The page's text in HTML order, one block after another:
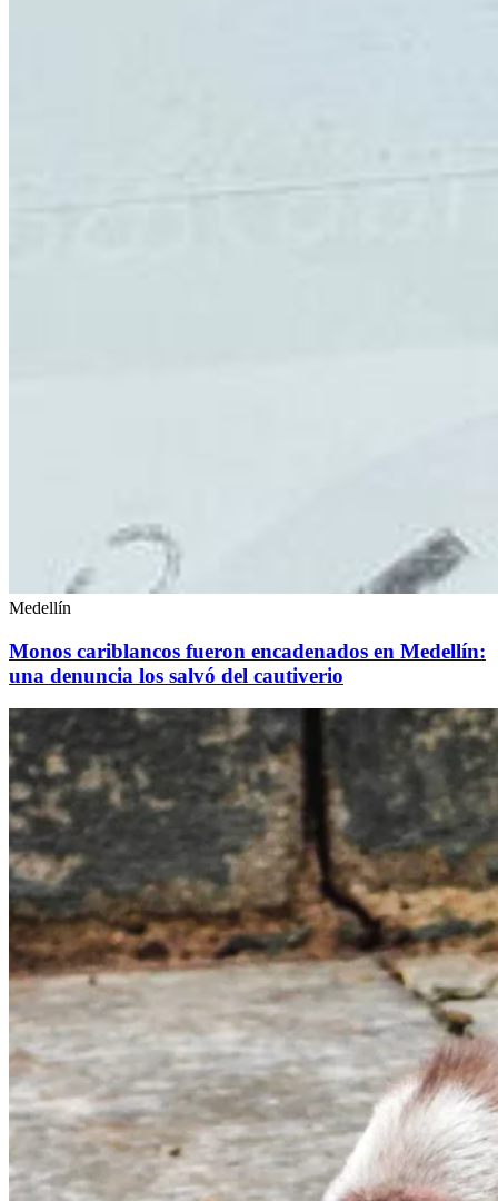
Medellín
Monos cariblancos fueron encadenados en Medellín:
una denuncia los salvó del cautiverio